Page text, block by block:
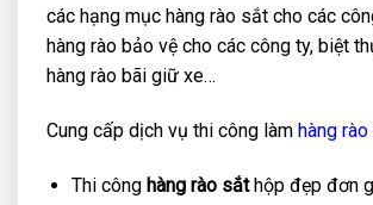
các hạng mục hàng rào sắt cho các
hàng rào bảo vệ cho các công ty, biệt
hàng rào bãi giữ xe…
Cung cấp dịch vụ thi công làm hàng
Thi công hàng rào sắthộp đẹp đơn